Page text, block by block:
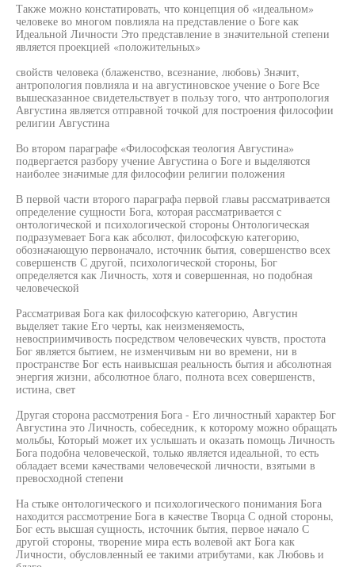
Также можно констатировать, что концепция об «идеальном»
человеке во многом повлияла на представление о Боге как
Идеальной Личности Это представление в значительной степени
является проекцией «положительных»
свойств человека (блаженство, всезнание, любовь) Значит,
антропология повлияла и на августиновское учение о Боге Все
вышесказанное свидетельствует в пользу того, что антропология
Августина является отправной точкой для построения философии
религии Августина
Во втором параграфе «Философская теология Августина»
подвергается разбору учение Августина о Боге и выделяются
наиболее значимые для философии религии положения
В первой части второго параграфа первой главы рассматривается
определение сущности Бога, которая рассматривается с
онтологической и психологической стороны Онтологическая
подразумевает Бога как абсолют, философскую категорию,
обозначающую первоначало, источник бытия, совершенство всех
совершенств С другой, психологической стороны, Бог
определяется как Личность, хотя и совершенная, но подобная
человеческой
Рассматривая Бога как философскую категорию, Августин
выделяет такие Его черты, как неизменяемость,
невосприимчивость посредством человеческих чувств, простота
Бог является бытием, не изменчивым ни во времени, ни в
пространстве Бог есть наивысшая реальность бытия и абсолютная
энергия жизни, абсолютное благо, полнота всех совершенств,
истина, свет
Другая сторона рассмотрения Бога - Его личностный характер Бог
Августина это Личность, собеседник, к которому можно обращать
мольбы, Который может их услышать и оказать помощь Личность
Бога подобна человеческой, только является идеальной, то есть
обладает всеми качествами человеческой личности, взятыми в
превосходной степени
На стыке онтологического и психологического понимания Бога
находится рассмотрение Бога в качестве Творца С одной стороны,
Бог есть высшая сущность, источник бытия, первое начало С
другой стороны, творение мира есть волевой акт Бога как
Личности, обусловленный ее такими атрибутами, как Любовь и